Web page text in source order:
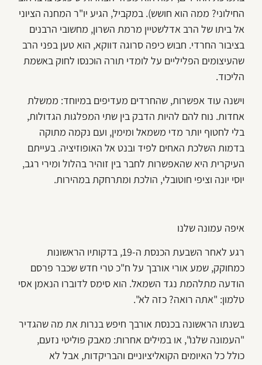
החילוני? ממה הוא חושש). במקביל, הגיע יו"ר המחנה הציוני
אל ביתו של הרב אדלשטיין מרמת השרון, מחשובי הרבנים
בציבור החרדי. חבוש כיפה סרוגה דווקא, הוא טען בפני הרב
שהעיצומים הפליליים על לומדי תורה הוכנסו לחוק באשמת
הליכוד.
וישנה עוד אפשרות, שהחרדים מעדיפים במיוחד: ממשלת
אחדות. נוח להם להיות הדבק בין שתי המפלגות הגדולות,
בלי לחטוף יותר מדי משמאל ומימין, ועם נקמה מתוקה
בדמות השלכת האחים לפיד ובנט אל האופוזיציה. בעייתם
העיקרית היא שהאפשרות לחבר בין זוהיר בהלול ומירי רגב,
יוסי יונה וציפי חוטובלי, הולכת ומתרחקת במהירות.
איפה עמונה שלנו
רגע לאחר השבעת הכנסת ה-19, בדקותיו הראשונות
כמחוקק, שמע אורי אורבך על ח"כ טרי חדש שכבר פרסם
הודעה מתלהמת נגד השמאל. הוא סימס לדוברו הנאמן אסי
טלמון: "אתה רואה? כזה לא".
בשנתו הראשונה בכנסת אורבך חיפש בנרות את מה שהגדיר
"העמונה שלנו", או במילים אחרות: מאבק פוליטי נזעם,
כולל כל האיומים הקואליציוניים והבריקדות, אבל לא